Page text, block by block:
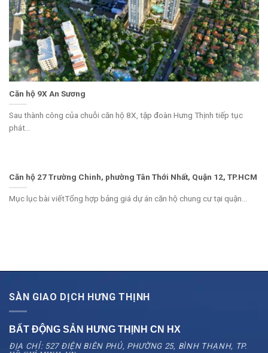
Căn hộ 9X An Sương
Sau thành công của chuỗi căn hộ 8X, tập đoàn Hưng Thịnh tiếp tục
phát...
Căn hộ 27 Trường Chinh, phường Tân Thới Nhất, Quận 12, TP.HCM
Mục lục bài viếtTổng hợp bảng giá dự án căn hộ chung cư tại quận...
SÀN GIAO DỊCH HƯNG THỊNH
BẤT ĐỘNG SẢN HƯNG THỊNH CN HX
ĐỊA CHỈ: 527 ĐIỆN BIÊN PHỦ, PHƯỜNG 25, BÌNH THẠNH, TP.